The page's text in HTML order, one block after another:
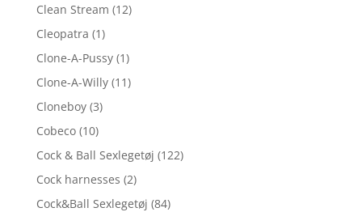
Clean Stream (12)
Cleopatra (1)
Clone-A-Pussy (1)
Clone-A-Willy (11)
Cloneboy (3)
Cobeco (10)
Cock & Ball Sexlegetøj (122)
Cock harnesses (2)
Cock&Ball Sexlegetøj (84)